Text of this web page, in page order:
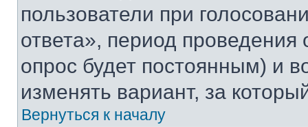
пользователи при
ответа», период проведения
опрос будет постоянным) и
изменять вариант, за
Вернуться к началу